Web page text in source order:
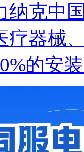
纳克中
疗器械
的安